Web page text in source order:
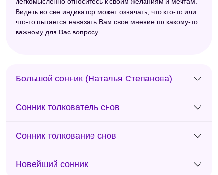
Видеть во сне индикатор может означать, что кто-то или
что-то пытается навязать Вам свое мнение по какому-то
важному для Вас вопросу.
Большой сонник (Наталья Степанова)
Сонник толкователь снов
Сонник толкование снов
Новейший сонник